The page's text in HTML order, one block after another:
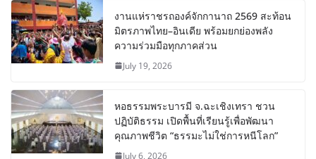
งานแห่ราชรถองค์จักกานาถ 2569 สะท้อน
มิตรภาพไทย–อินเดีย พร้อมยกย่องพลัง
ความร่วมมือทุกภาคส่วน
July 19, 2026
หอธรรมพระบารมี จ.ฉะเชิงเทรา ชวน
ปฏิบัติธรรม เปิดพื้นที่เรียนรู้เพื่อพัฒนา
คุณภาพชีวิต “ธรรมะไม่ใช่การหนีโลก”
July 6, 2026